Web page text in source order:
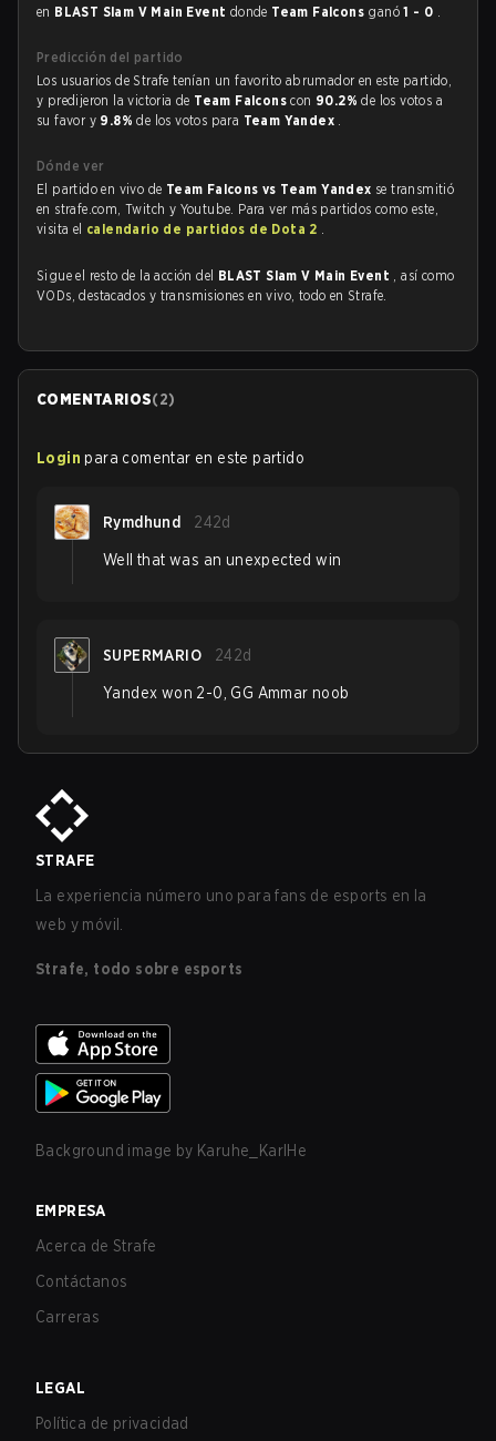
en BLAST Slam V Main Event donde Team Falcons ganó1 - 0 .
Predicción del partido
Los usuarios de Strafe tenían un favorito abrumador en este partido,
y predijeron la victoria de Team Falconscon 90.2%de los votos a
su favor y 9.8%de los votos para Team Yandex .
Dónde ver
El partido en vivo de Team Falcons vs Team Yandex se transmitió
en strafe.com, Twitch y Youtube. Para ver más partidos como este,
visita el calendario de partidos de Dota 2 .
Sigue el resto de la acción del BLAST Slam V Main Event , así como
VODs, destacados y transmisiones en vivo, todo en Strafe.
COMENTARIOS(2)
Login para comentar en este partido
Rymdhund 242d
Well that was an unexpected win
SUPERMARIO 242d
Yandex won 2-0, GG Ammar noob
STRAFE
La experiencia número uno para fans de esports en la
web y móvil.
Strafe, todo sobre esports
Background image by Karuhe_KarlHe
EMPRESA
Acerca de Strafe
Contáctanos
Carreras
LEGAL
Política de privacidad